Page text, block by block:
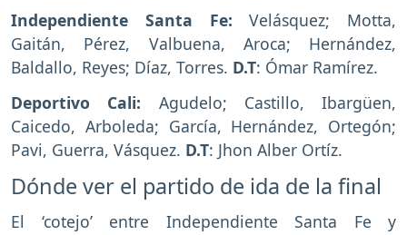
Independiente Santa Fe: Velásquez; Motta,
Gaitán, Pérez, Valbuena, Aroca; Hernández,
Baldallo, Reyes; Díaz, Torres. D.T: Ómar Ramírez.
Deportivo Cali: Agudelo; Castillo, Ibargüen,
Caicedo, Arboleda; García, Hernández, Ortegón;
Pavi, Guerra, Vásquez. D.T: Jhon Alber Ortíz.
Dónde ver el partido de ida de la final
El ‘cotejo’ entre Independiente Santa Fe y